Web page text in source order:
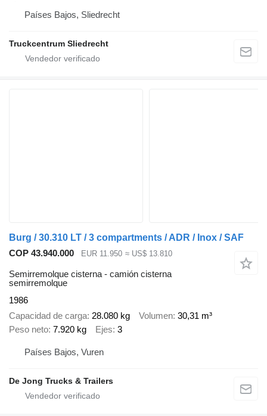
Países Bajos, Sliedrecht
Truckcentrum Sliedrecht
Burg / 30.310 LT / 3 compartments / ADR / Inox / SAF
COP 43.940.000
EUR 11.950 ≈ US$ 13.810
Semirremolque cisterna - camión cisterna
semirremolque
1986
Capacidad de carga 28.080 kg Volumen 30,31 m³
Peso neto 7.920 kg Ejes 3
Países Bajos, Vuren
De Jong Trucks & Trailers